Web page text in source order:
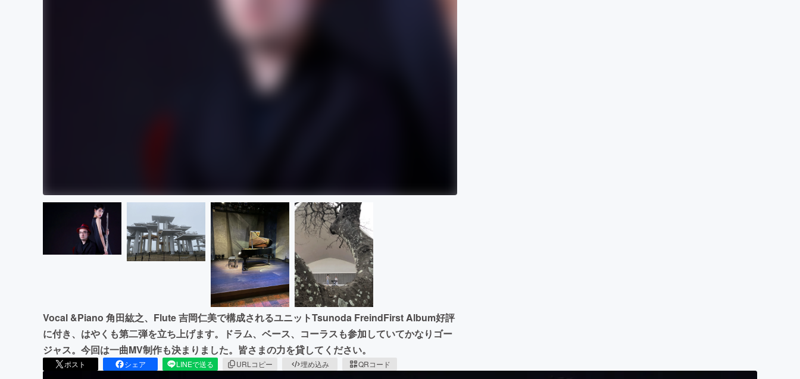
Vocal &Piano 角田紘之、Flute 吉岡仁美で構成されるユニットTsunoda FreindFirst Album好評
に付き、はやくも第二弾を立ち上げます。ドラム、ベース、コーラスも参加していてかなりゴー
ジャス。今回は一曲MV制作も決まりました。皆さまの力を貸してください。
ポスト シェア LINEで送る URLコピー 埋め込み QRコード